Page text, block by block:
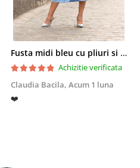
Fusta midi bleu cu pliuri si buzunare
Achizitie verificata
Claudia Bacila, Acum 1 luna
❤️